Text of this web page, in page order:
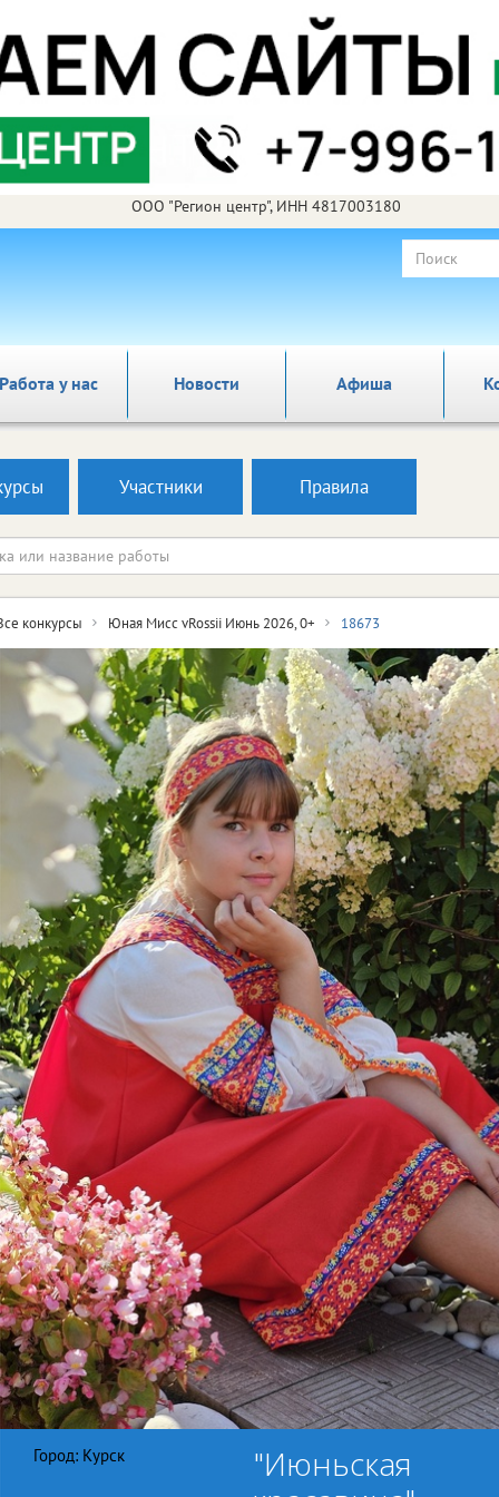
ООО "Регион центр", ИНН 4817003180
Работа у нас Новости Афиша
Участники Правила
конкурсы Юная Мисс vRossii Июнь 2026, 0+ 18673
"Июньская
Город: Курск